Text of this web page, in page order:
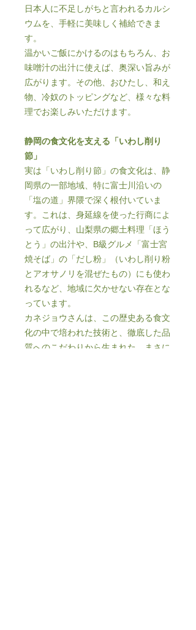
日本人に不足しがちと言われるカルシ
ウムを、手軽に美味しく補給できま
す。
温かいご飯にかけるのはもちろん、お
味噌汁の出汁に使えば、奥深い旨みが
広がります。その他、おひたし、和え
物、冷奴のトッピングなど、様々な料
理でお楽しみいただけます。
静岡の食文化を支える「いわし削り
節」
実は「いわし削り節」の食文化は、静
岡県の一部地域、特に富士川沿いの
「塩の道」界隈で深く根付いていま
す。これは、身延線を使った行商によ
って広がり、山梨県の郷土料理「ほう
とう」の出汁や、B級グルメ「富士宮
焼そば」の「だし粉」（いわし削り粉
とアオサノリを混ぜたもの）にも使わ
れるなど、地域に欠かせない存在とな
っています。
カネジョウさんは、この歴史ある食文
化の中で培われた技術と、徹底した品
質へのこだわりから生まれた、まさに